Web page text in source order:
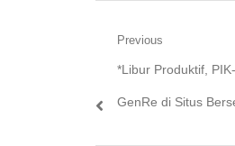
Navigasi
pos
Previous
Previous
post:
*Libur Produktif,
GenRe di Situs